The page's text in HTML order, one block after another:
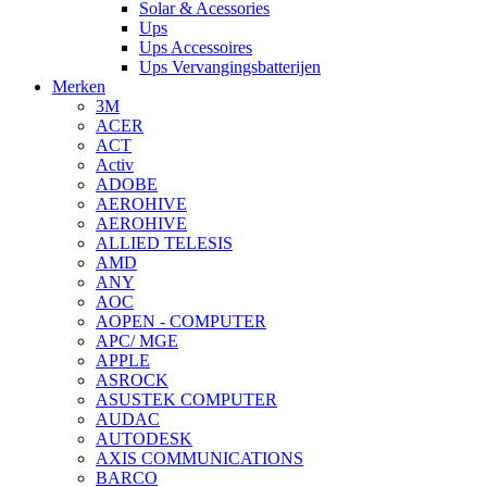
Solar & Acessories
Ups
Ups Accessoires
Ups Vervangingsbatterijen
Merken
3M
ACER
ACT
Activ
ADOBE
AEROHIVE
AEROHIVE
ALLIED TELESIS
AMD
ANY
AOC
AOPEN - COMPUTER
APC/ MGE
APPLE
ASROCK
ASUSTEK COMPUTER
AUDAC
AUTODESK
AXIS COMMUNICATIONS
BARCO